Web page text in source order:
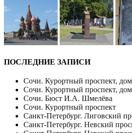
ПОСЛЕДНИЕ ЗАПИСИ
Сочи. Курортный проспект,
Сочи. Курортный проспект,
Сочи. Бюст И.А. Шмелёва
Сочи. Курортный проспект
Санкт-Петербург. Лиговский
Санкт-Петербург. Невский